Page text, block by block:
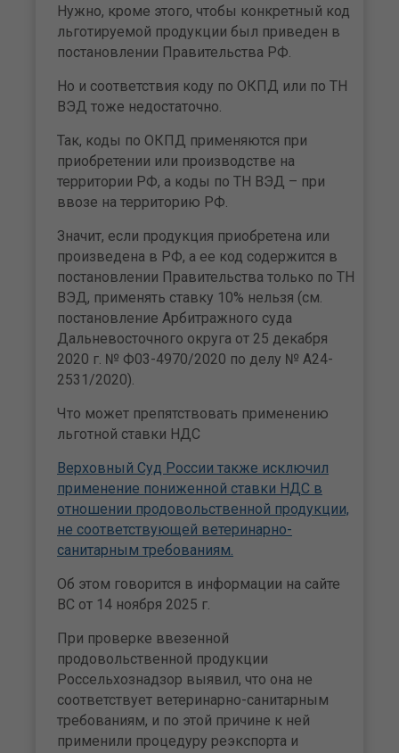
Нужно, кроме этого, чтобы конкретный код
льготируемой продукции был приведен в
постановлении Правительства РФ.
Но и соответствия коду по ОКПД или по ТН
ВЭД тоже недостаточно.
Так, коды по ОКПД применяются при
приобретении или производстве на
территории РФ, а коды по ТН ВЭД – при
ввозе на территорию РФ.
Значит, если продукция приобретена или
произведена в РФ, а ее код содержится в
постановлении Правительства только по ТН
ВЭД, применять ставку 10% нельзя (см.
постановление Арбитражного суда
Дальневосточного округа от 25 декабря
2020 г. № Ф03-4970/2020 по делу № А24-
2531/2020).
Что может препятствовать применению
льготной ставки НДС
Верховный Суд России также исключил
применение пониженной ставки НДС в
отношении продовольственной продукции,
не соответствующей ветеринарно-
санитарным требованиям.
Об этом говорится в информации на сайте
ВС от 14 ноября 2025 г.
При проверке ввезенной
продовольственной продукции
Россельхознадзор выявил, что она не
соответствует ветеринарно-санитарным
требованиям, и по этой причине к ней
применили процедуру реэкспорта и